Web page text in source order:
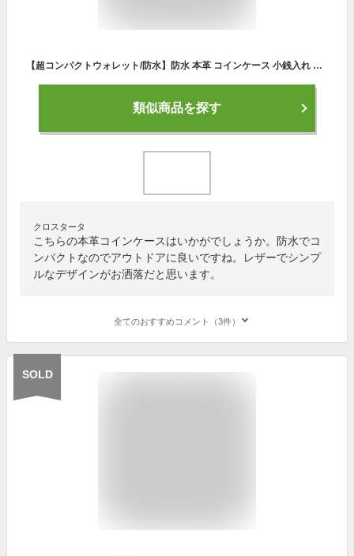
【超コンパクトウォレット/防水】防水 本革 コインケース 小銭入れ 財布 超コンパクト ブラック トープ サックスブルー オレンジ メンズ レディース アウトドア キャンプ 登山 サイクリング コンパクト スリム 軽量 牛革 革 レザー 日本製 プレゼント 送料無料 cambiare
類似商品を探す
クロスタータ
こちらの本革コインケースはいかがでしょうか。防水でコ
ンパクトなのでアウトドアに良いですね。レザーでシンプ
ルなデザインがお洒落だと思います。
全てのおすすめコメント（3件）
SOLD